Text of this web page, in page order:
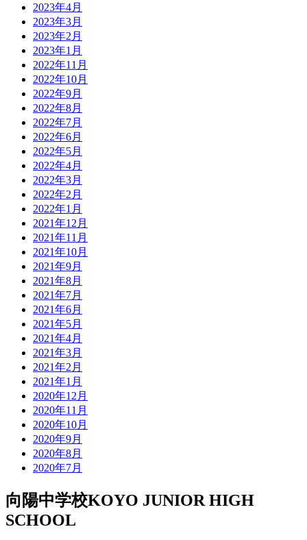
2023年4月
2023年3月
2023年2月
2023年1月
2022年11月
2022年10月
2022年9月
2022年8月
2022年7月
2022年6月
2022年5月
2022年4月
2022年3月
2022年2月
2022年1月
2021年12月
2021年11月
2021年10月
2021年9月
2021年8月
2021年7月
2021年6月
2021年5月
2021年4月
2021年3月
2021年2月
2021年1月
2020年12月
2020年11月
2020年10月
2020年9月
2020年8月
2020年7月
向陽中学校KOYO JUNIOR HIGH
SCHOOL